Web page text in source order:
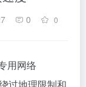
0 0
用网络